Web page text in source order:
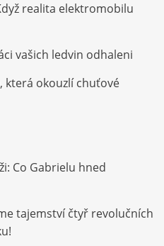
realita elektromobilu
vašich ledvin odhaleni
která okouzlí chuťové
Co Gabrielu hned
tajemství čtyř revolučních